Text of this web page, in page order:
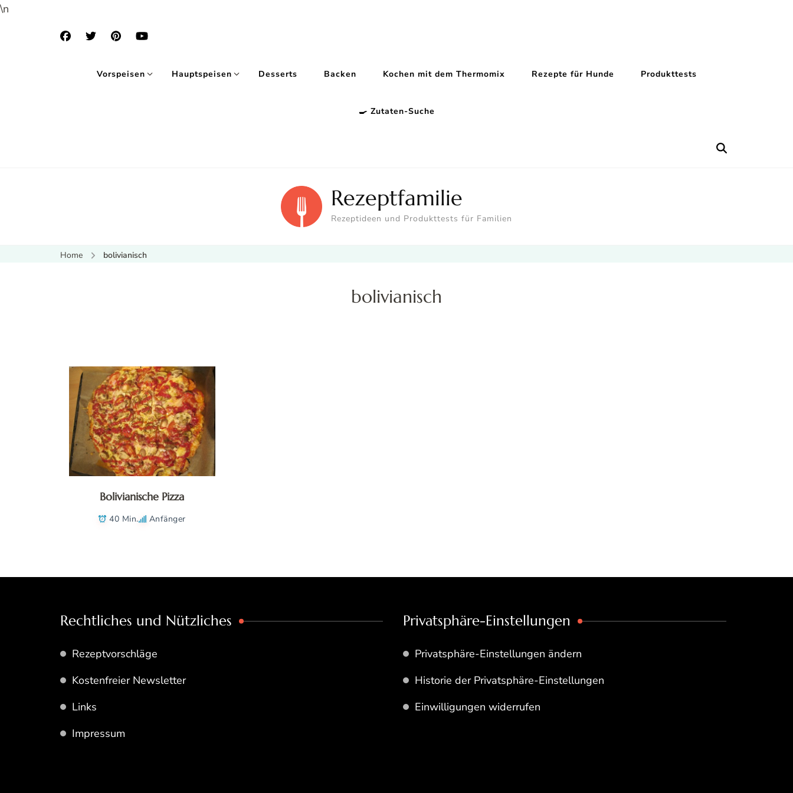
\n
Vorspeisen Hauptspeisen Desserts Backen Kochen mit dem Thermomix Rezepte für Hunde Produkttests
🍳 Zutaten-Suche
Rezeptfamilie
Rezeptideen und Produkttests für Familien
Home bolivianisch
bolivianisch
Bolivianische Pizza
40 Min. Anfänger
Rechtliches und Nützliches
Rezeptvorschläge
Kostenfreier Newsletter
Links
Impressum
Privatsphäre-Einstellungen
Privatsphäre-Einstellungen ändern
Historie der Privatsphäre-Einstellungen
Einwilligungen widerrufen